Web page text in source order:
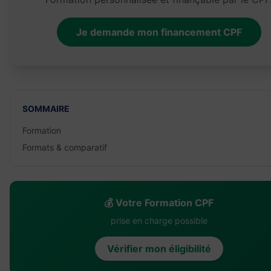
Je demande mon financement CPF
SOMMAIRE
Formation
Formats & comparatif
💰 Votre Formation CPF
prise en charge possible
Vérifier mon éligibilité